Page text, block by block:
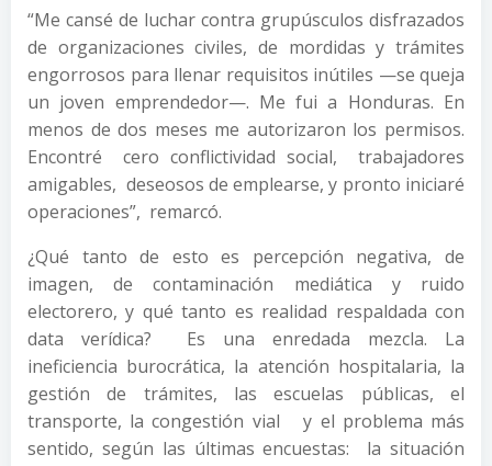
“Me cansé de luchar contra grupúsculos disfrazados
de organizaciones civiles, de mordidas y trámites
engorrosos para llenar requisitos inútiles —se queja
un joven emprendedor—. Me fui a Honduras. En
menos de dos meses me autorizaron los permisos.
Encontré cero conflictividad social, trabajadores
amigables, deseosos de emplearse, y pronto iniciaré
operaciones”, remarcó.
¿Qué tanto de esto es percepción negativa, de
imagen, de contaminación mediática y ruido
electorero, y qué tanto es realidad respaldada con
data verídica? Es una enredada mezcla. La
ineficiencia burocrática, la atención hospitalaria, la
gestión de trámites, las escuelas públicas, el
transporte, la congestión vial y el problema más
sentido, según las últimas encuestas: la situación